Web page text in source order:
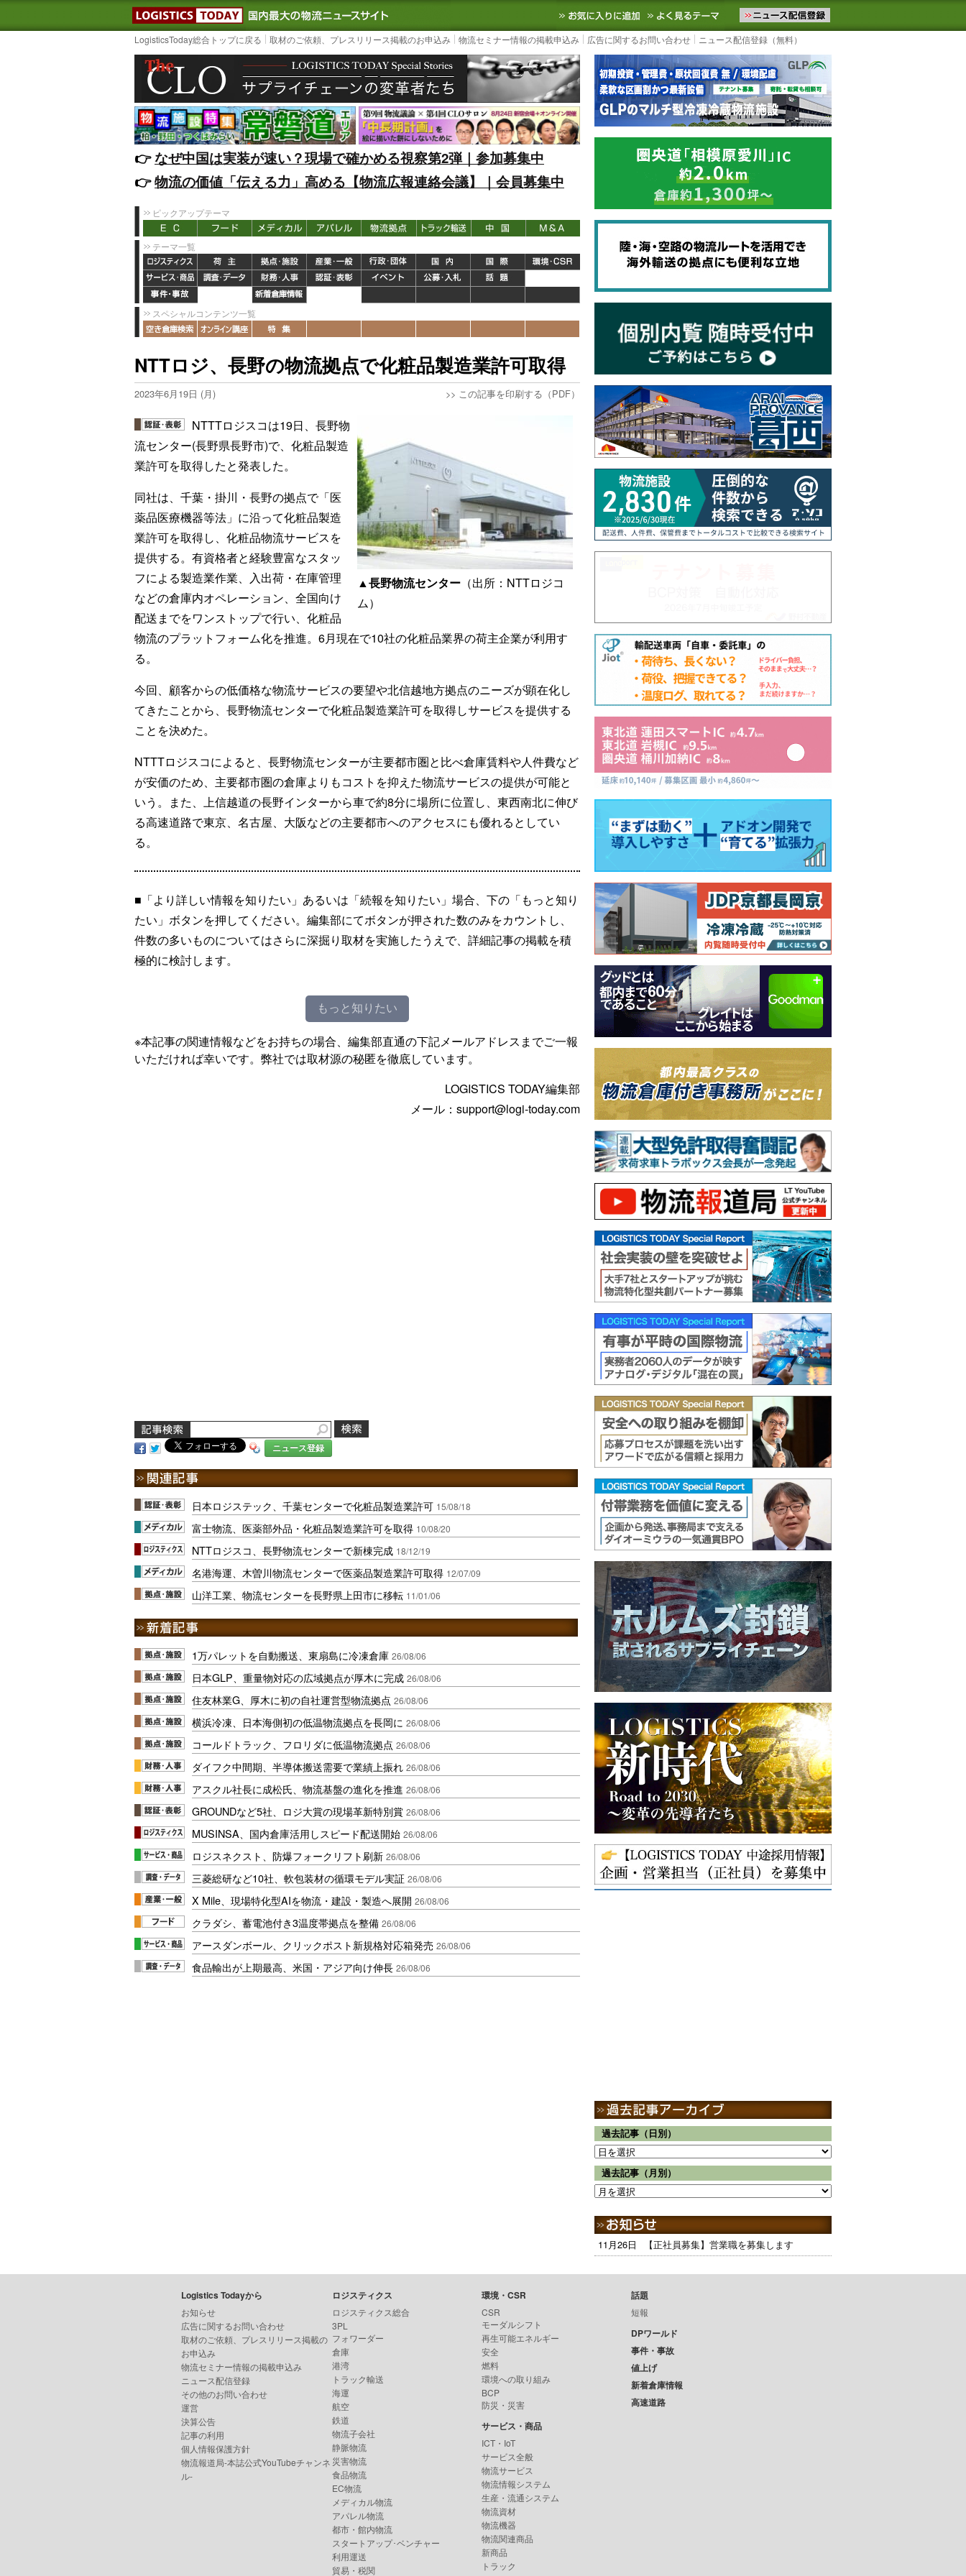
LOGISTICS TODAY｜国内最大の物流ニュースサイト3PL, SCMなど国内外の最新の物流ニュースをお届けします。物流ニュースメール配信を登録す
お気に入りに追加 よく見るテーマ
LogisticsToday総合トップに戻る 取材のご依頼、プレスリリース掲載のお申込み 物流セミナー情報の掲載申込み 広告に関するお問い合わせ ニュース配信登録（無料）
👉️なぜ中国は実装が速い？現場で確かめる視察第2弾｜参加募集中
👉️物流の価値「伝える力」高める【物流広報連絡会議】｜会員募集中
ピックアップテーマ
テーマ一覧
スペシャルコンテンツ一覧
NTTロジ、長野の物流拠点で化粧品製造業許可取得
2023年6月19日 (月) >> この記事を印刷する（PDF）
▲長野物流センター （出所：NTTロジコ
ム）
NTTTロジスコは19日、長野物
流センター(長野県長野市)で、化粧品製造
業許可を取得したと発表した。
同社は、千葉・掛川・長野の拠点で「医
薬品医療機器等法」に沿って化粧品製造
業許可を取得し、化粧品物流サービスを
提供する。有資格者と経験豊富なスタッ
フによる製造業作業、入出荷・在庫管理
などの倉庫内オペレーション、全国向け
配送までをワンストップで行い、化粧品
物流のプラットフォーム化を推進。6月現在で10社の化粧品業界の荷主企業が利用す
る。
今回、顧客からの低価格な物流サービスの要望や北信越地方拠点のニーズが顕在化し
てきたことから、長野物流センターで化粧品製造業許可を取得しサービスを提供する
ことを決めた。
NTTTロジスコによると、長野物流センターが主要都市圏と比べ倉庫賃料や人件費など
が安価のため、主要都市圏の倉庫よりもコストを抑えた物流サービスの提供が可能と
いう。また、上信越道の長野インターから車で約8分に場所に位置し、東西南北に伸び
る高速道路で東京、名古屋、大阪などの主要都市へのアクセスにも優れるとしてい
る。
■「より詳しい情報を知りたい」あるいは「続報を知りたい」場合、下の「もっと知り
たい」ボタンを押してください。編集部にてボタンが押された数のみをカウントし、
件数の多いものについてはさらに深掘り取材を実施したうえで、詳細記事の掲載を積
極的に検討します。
もっと知りたい
※本記事の関連情報などをお持ちの場合、編集部直通の下記メールアドレスまでご一報
いただければ幸いです。弊社では取材源の秘匿を徹底しています。
LOGISTICS TODAY編集部
メール：support@logi-today.com
ニュース登録
日本ロジステック、千葉センターで化粧品製造業許可 15/08/18
富士物流、医薬部外品・化粧品製造業許可を取得 10/08/20
NTTロジスコ、長野物流センターで新棟完成 18/12/19
名港海運、木曽川物流センターで医薬品製造業許可取得 12/07/09
山洋工業、物流センターを長野県上田市に移転 11/01/06
1万パレットを自動搬送、東扇島に冷凍倉庫 26/08/06
日本GLP、重量物対応の広域拠点が厚木に完成 26/08/06
住友林業G、厚木に初の自社運営型物流拠点 26/08/06
横浜冷凍、日本海側初の低温物流拠点を長岡に 26/08/06
コールドトラック、フロリダに低温物流拠点 26/08/06
ダイフク中間期、半導体搬送需要で業績上振れ 26/08/06
アスクル社長に成松氏、物流基盤の進化を推進 26/08/06
GROUNDなど5社、ロジ大賞の現場革新特別賞 26/08/06
MUSINSA、国内倉庫活用しスピード配送開始 26/08/06
ロジスネクスト、防爆フォークリフト刷新 26/08/06
三菱総研など10社、軟包装材の循環モデル実証 26/08/06
X Mile、現場特化型AIを物流・建設・製造へ展開 26/08/06
クラダシ、蓄電池付き3温度帯拠点を整備 26/08/06
アースダンボール、クリックポスト新規格対応箱発売 26/08/06
食品輸出が上期最高、米国・アジア向け伸長 26/08/06
過去記事（日別）
過去記事（月別）
11月26日 【正社員募集】営業職を募集します
Logistics Todayから
お知らせ
広告に関するお問い合わせ
取材のご依頼、プレスリリース掲載の
お申込み
物流セミナー情報の掲載申込み
ニュース配信登録
その他のお問い合わせ
運営
決算公告
記事の利用
個人情報保護方針
物流報道局-本誌公式YouTubeチャンネ
ル-
ロジスティクス
ロジスティクス総合
3PL
フォワーダー
倉庫
港湾
トラック輸送
海運
航空
鉄道
物流子会社
静脈物流
災害物流
食品物流
EC物流
メディカル物流
アパレル物流
都市・館内物流
スタートアップ･ベンチャー
利用運送
貿易・税関
環境・CSR
CSR
モーダルシフト
再生可能エネルギー
安全
燃料
環境への取り組み
BCP
防災・災害
サービス・商品
ICT・IoT
サービス全般
物流サービス
物流情報システム
生産・流通システム
物流資材
物流機器
物流関連商品
新商品
トラック
話題
短報
DPワールド
事件・事故
値上げ
新着倉庫情報
高速道路